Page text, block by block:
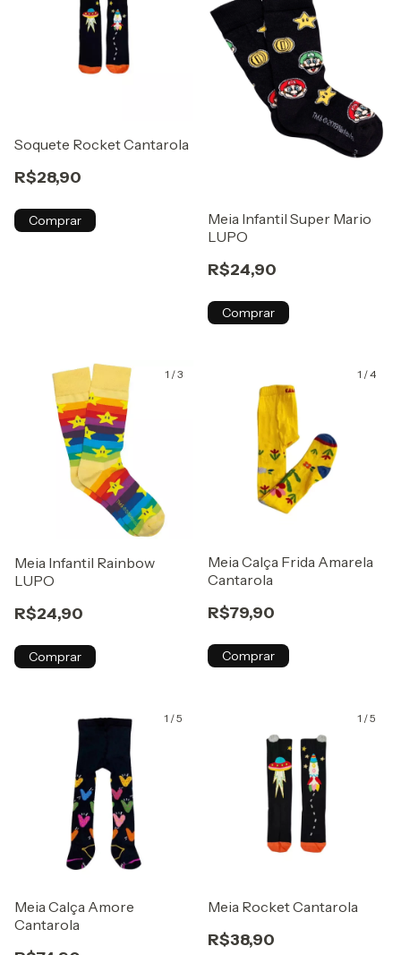
Soquete Rocket Cantarola
R$28,90
Comprar
Meia Infantil Super Mario
LUPO
R$24,90
Comprar
1 /3
Meia Infantil Rainbow
LUPO
R$24,90
Comprar
1 /4
Meia Calça Frida Amarela
Cantarola
R$79,90
Comprar
1 /5
Meia Calça Amore
Cantarola
1 /5
Meia Rocket Cantarola
R$38,90